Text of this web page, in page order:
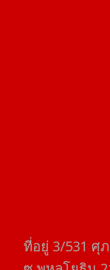
ที่อยู่​ 3/531​ ศุ